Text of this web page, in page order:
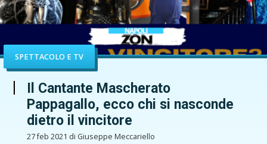
SPETTACOLO E TV
Il Cantante Mascherato
Pappagallo, ecco chi si nasconde
dietro il vincitore
27 feb 2021 di Giuseppe Meccariello